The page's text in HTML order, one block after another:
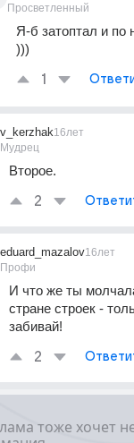
Просветленный
Я-б затоптал и по
)))
1
v_kerzhak
Мудрец
16лет
Второе.
2
eduard_mazalov
Профи
16лет
И что же ты
стране строек -
забивай!
2